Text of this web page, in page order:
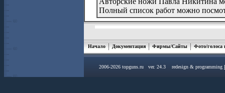
Полный список работ можно
Начало Документация Фирмы/Сайты Фото/голоса
2006-2026 topguns.ru ver. 24.3 redesign & programming